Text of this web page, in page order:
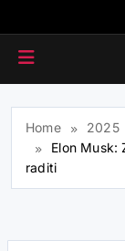
Home 2025
Elon Musk:
raditi